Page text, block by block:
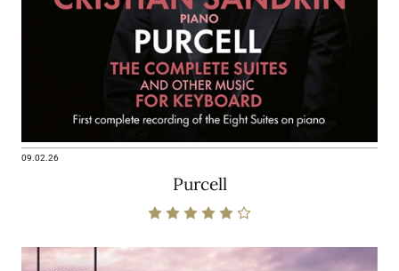
09.02.26
Purcell